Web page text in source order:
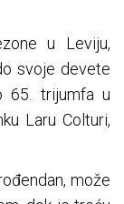
u Leviju,
svoje devete
65. trijumfa u
Laru Colturi,
može